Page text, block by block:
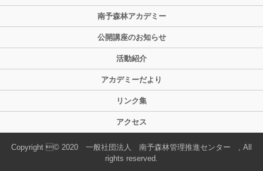
南予森林アカデミー
公開講座のお知らせ
活動紹介
アカデミーだより
リンク集
アクセス
Copyright © 2020 一般社団法人 南予森林管理推進センター , All
rights reserved.